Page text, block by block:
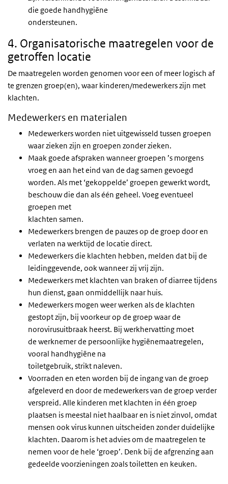
die goede handhygiëne
ondersteunen.
4. Organisatorische maatregelen voor de
getroffen locatie
De maatregelen worden genomen voor een of meer logisch af
te grenzen groep(en), waar kinderen/medewerkers zijn met
klachten.
Medewerkers en materialen
Medewerkers worden niet uitgewisseld tussen groepen
waar zieken zijn en groepen zonder zieken.
Maak goede afspraken wanneer groepen ’s morgens
vroeg en aan het eind van de dag samen gevoegd
worden. Als met ‘gekoppelde’ groepen gewerkt wordt,
beschouw die dan als één geheel. Voeg eventueel
groepen met
klachten samen.
Medewerkers brengen de pauzes op de groep door en
verlaten na werktijd de locatie direct.
Medewerkers die klachten hebben, melden dat bij de
leidinggevende, ook wanneer zij vrij zijn.
Medewerkers met klachten van braken of diarree tijdens
hun dienst, gaan onmiddellijk naar huis.
Medewerkers mogen weer werken als de klachten
gestopt zijn, bij voorkeur op de groep waar de
norovirusuitbraak heerst. Bij werkhervatting moet
de werknemer de persoonlijke hygiënemaatregelen,
vooral handhygiëne na
toiletgebruik, strikt naleven.
Voorraden en eten worden bij de ingang van de groep
afgeleverd en door de medewerkers van de groep verder
verspreid. Alle kinderen met klachten in één groep
plaatsen is meestal niet haalbaar en is niet zinvol, omdat
mensen ook virus kunnen uitscheiden zonder duidelijke
klachten. Daarom is het advies om de maatregelen te
nemen voor de hele ‘groep’. Denk bij de afgrenzing aan
gedeelde voorzieningen zoals toiletten en keuken.